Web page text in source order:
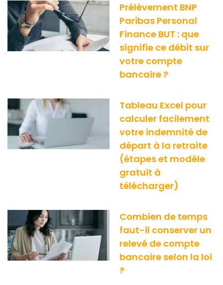
Prélèvement BNP
Paribas Personal
Finance BUT : que
signifie ce débit sur
votre compte
bancaire ?
Tableau Excel pour
calculer facilement
votre indemnité de
départ à la retraite
(étapes et modèle
gratuit à
télécharger)
Combien de temps
faut-il conserver un
relevé de compte
bancaire selon la loi
?